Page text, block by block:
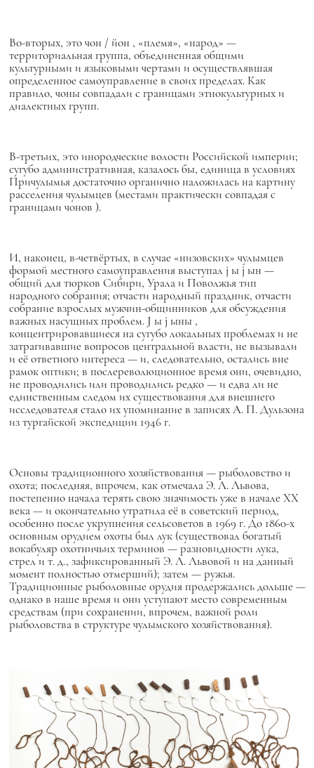
Во-вторых, эточон / йон , «племя», «народ» —
территориальная группа, объединенная общими
культурными и языковыми чертами и осуществлявшая
определенное самоуправление в своих пределах. Как
правило, чоны совпадали с границами этнокультурных и
диалектных групп.
В-третьих, этоинородческие волости Российской империи;
сугубо административная, казалось бы, единица в условиях
Причулымья достаточно органично наложилась на картину
расселения чулымцев (местами практически совпадая с
границами чонов ).
И, наконец, в-четвёртых, в случае «низовских» чулымцев
формой местного самоуправления выступал j ы j ын —
общий для тюрков Сибири, Урала и Поволжья тип
народного собрания; отчасти народный праздник, отчасти
собрание взрослых мужчин-общинников для обсуждения
важных насущных проблем. J ы j ыны ,
концентрировавшиеся на сугубо локальных проблемах и не
затрагивавшие вопросов центральной власти, не вызывали
и её ответного интереса — и, следовательно, остались вне
рамок оптики; в послереволюционное время они, очевидно,
не проводились или проводились редко — и едва ли не
единственным следом их существования для внешнего
исследователя стало их упоминание в записях А. П. Дульзона
из тургайской экспедиции 1946 г.
Основы традиционного хозяйствования — рыболовство и
охота; последняя, впрочем, как отмечала Э. Л. Львова,
постепенно начала терять свою значимость уже в начале ХХ
века — и окончательно утратила её в советский период,
особенно после укрупнения сельсоветов в 1969 г. До 1860-х
основным орудием охоты был лук (существовал богатый
вокабуляр охотничьих терминов — разновидности лука,
стрел и т. д., зафиксированный Э. Л. Львовой и на данный
момент полностью отмерший); затем — ружья.
Традиционные рыболовные орудия продержались дольше —
однако в наше время и они уступают место современным
средствам (при сохранении, впрочем, важной роли
рыболовства в структуре чулымского хозяйствования).